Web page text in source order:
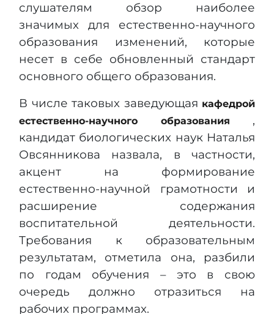
слушателям обзор наиболее
значимых для естественно-научного
образования изменений, которые
несет в себе обновленный стандарт
основного общего образования.
В числе таковых заведующая кафедрой
естественно-научного образования ,
кандидат биологических наук Наталья
Овсянникова назвала, в частности,
акцент на формирование
естественно-научной грамотности и
расширение содержания
воспитательной деятельности.
Требования к образовательным
результатам, отметила она, разбили
по годам обучения – это в свою
очередь должно отразиться на
рабочих программах.